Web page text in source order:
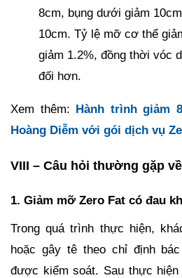
8cm, bụng dưới giảm
10cm. Tỷ lệ mỡ cơ thể
giảm 1.2%, đồng thời vóc
đối hơn.
Xem thêm:
Hành trình giảm
Hoàng Diễm với gói dịch vụ
VIII – Câu hỏi thường gặp
1. Giảm mỡ Zero Fat có đau
Trong quá trình thực hiện,
hoặc gây tê theo chỉ định
được kiểm soát. Sau thực